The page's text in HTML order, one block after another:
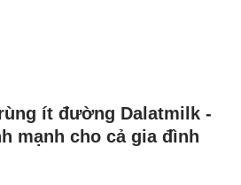
ít đường Dalatmilk -
mạnh cho cả gia đình